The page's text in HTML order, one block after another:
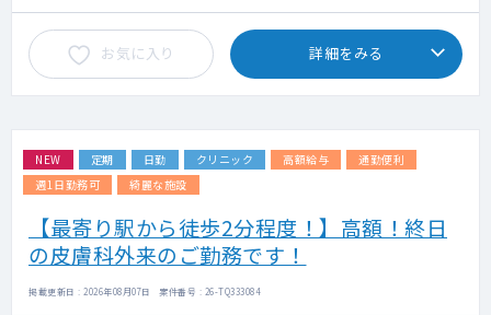
お気に入り 詳細をみる
NEW 定期 日勤 クリニック 高額給与
通勤便利
週1日勤務可
綺麗な施設
【最寄り駅から徒歩2分程度！】高額！終日
の皮膚科外来のご勤務です！
掲載更新日 : 2026年08月07日 案件番号 : 26-TQ333084